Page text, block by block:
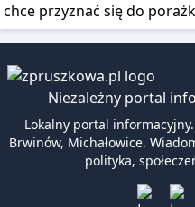
chce przyznać się do
Niezależny portal
Lokalny portal
Brwinów, Michałowice.
polityka,